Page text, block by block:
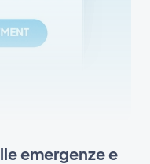
emergenze e